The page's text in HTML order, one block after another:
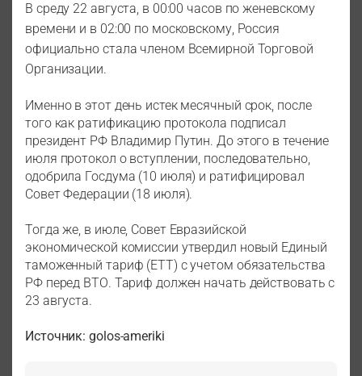
В среду 22 августа, в 00:00 часов по женевскому
времени и в 02:00 по московскому, Россия
официально стала членом Всемирной Торговой
Организации.
Именно в этот день истек месячный срок, после
того как ратификацию протокола подписал
президент РФ Владимир Путин. До этого в течение
июля протокол о вступлении, последовательно,
одобрила Госдума (10 июля) и ратифицировал
Совет Федерации (18 июля).
Тогда же, в июле, Совет Евразийской
экономической комиссии утвердил новый Единый
таможенный тариф (ЕТТ) с учетом обязательства
РФ перед ВТО. Тариф должен начать действовать с
23 августа.
Источник: golos-ameriki